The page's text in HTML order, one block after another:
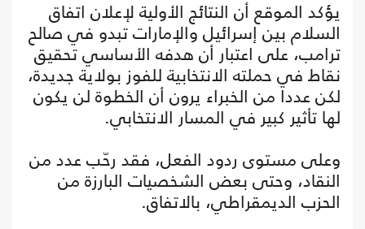
يؤكد الموقع أن النتائج الأولية لإعلان اتفاق
السلام بين إسرائيل والإمارات تبدو في صالح
ترامب، على اعتبار أن هدفه الأساسي تحقيق
نقاط في حملته الانتخابية للفوز بولاية جديدة،
لكن عددا من الخبراء يرون أن الخطوة لن يكون
لها تأثير كبير في المسار الانتخابي.
وعلى مستوى ردود الفعل، فقد رحّب عدد من
النقاد، وحتى بعض الشخصيات البارزة من
الحزب الديمقراطي، بالاتفاق.